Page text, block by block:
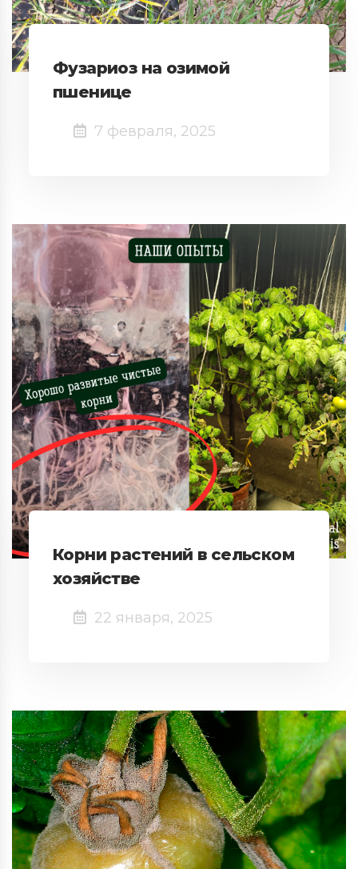
Фузариоз на озимой
пшенице
7 февраля, 2025
Корни растений в сельском
хозяйстве
22 января, 2025